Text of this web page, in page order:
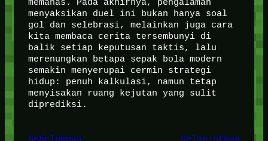
memanas. Pada akhirnya, pengalaman
menyaksikan duel ini bukan hanya soal
gol dan selebrasi, melainkan juga cara
kita membaca cerita tersembunyi di
balik setiap keputusan taktis, lalu
merenungkan betapa sepak bola modern
semakin menyerupai cermin strategi
hidup: penuh kalkulasi, namun tetap
menyisakan ruang kejutan yang sulit
diprediksi.